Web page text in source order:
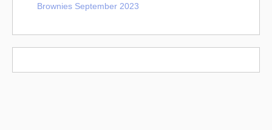
Brownies September 2023